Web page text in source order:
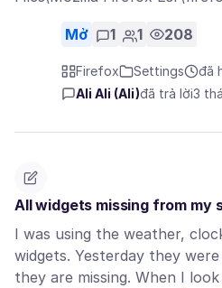
Mở 1 1 208
Firefox Settings
đã
Ali Ali (Ali)đã trả lời3
All widgets missing from my
I was using the weather,
widgets. Yesterday they
they are missing. When I